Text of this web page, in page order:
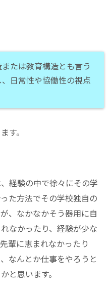
たは教育構造とも言う
日常性や協働性の視点
す。
経験の中で徐々にその学
た方法でその学校独自の
、なかなかそう器用に自
なかったり、経験が少な
輩に恵まれなかったり
なんとか仕事をやろうと
と思います。